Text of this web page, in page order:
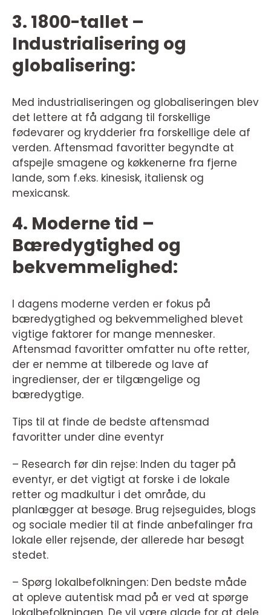
3. 1800-tallet –
Industrialisering og
globalisering:
Med industrialiseringen og globaliseringen blev
det lettere at få adgang til forskellige
fødevarer og krydderier fra forskellige dele af
verden. Aftensmad favoritter begyndte at
afspejle smagene og køkkenerne fra fjerne
lande, som f.eks. kinesisk, italiensk og
mexicansk.
4. Moderne tid –
Bæredygtighed og
bekvemmelighed:
I dagens moderne verden er fokus på
bæredygtighed og bekvemmelighed blevet
vigtige faktorer for mange mennesker.
Aftensmad favoritter omfatter nu ofte retter,
der er nemme at tilberede og lave af
ingredienser, der er tilgængelige og
bæredygtige.
Tips til at finde de bedste aftensmad
favoritter under dine eventyr
– Research før din rejse: Inden du tager på
eventyr, er det vigtigt at forske i de lokale
retter og madkultur i det område, du
planlægger at besøge. Brug rejseguides, blogs
og sociale medier til at finde anbefalinger fra
lokale eller rejsende, der allerede har besøgt
stedet.
– Spørg lokalbefolkningen: Den bedste måde
at opleve autentisk mad på er ved at spørge